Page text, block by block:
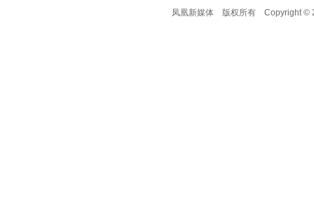
凤凰新媒体
版权所有 Copyright ©